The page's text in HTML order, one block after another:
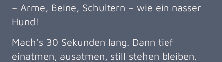
– Arme, Beine, Schultern – wie ein nasser
Hund!
Mach’s 30 Sekunden lang. Dann tief
einatmen, ausatmen, still stehen bleiben.